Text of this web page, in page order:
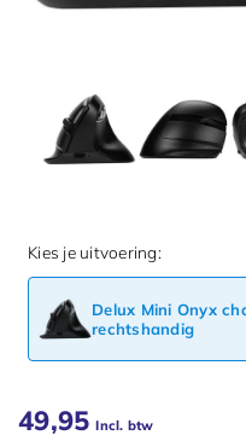
Kies je uitvoering:
Delux Mini Onyx
rechtshandig
49,95 Incl. btw